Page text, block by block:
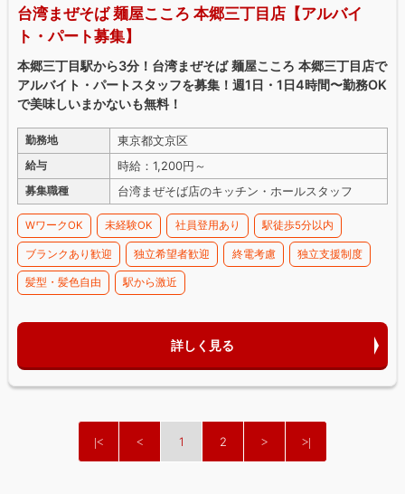
台湾まぜそば 麺屋こころ 本郷三丁目店【アルバイ
ト・パート募集】
本郷三丁目駅から3分！台湾まぜそば 麺屋こころ 本郷三丁目店で
アルバイト・パートスタッフを募集！週1日・1日4時間〜勤務OK
で美味しいまかないも無料！
勤務地 東京都文京区
給与 時給：1,200円～
募集職種 台湾まぜそば店のキッチン・ホールスタッフ
WワークOK 未経験OK 社員登用あり 駅徒歩5分以内
ブランクあり歓迎 独立希望者歓迎 終電考慮 独立支援制度
髪型・髪色自由 駅から激近
詳しく見る
1 2